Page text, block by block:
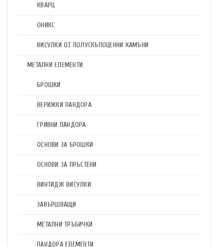
КВАРЦ
ОНИКС
ВИСУЛКИ ОТ ПОЛУСКЪПОЦЕННИ КАМЪНИ
МЕТАЛНИ ЕЛЕМЕНТИ
БРОШКИ
ВЕРИЖКИ ПАНДОРА
ГРИВНИ ПАНДОРА
ОСНОВИ ЗА БРОШКИ
ОСНОВИ ЗА ПРЪСТЕНИ
ВИНТИДЖ ВИСУЛКИ
ЗАВЪРШВАЩИ
МЕТАЛНИ ТРЪБИЧКИ
ПАНДОРА ЕЛЕМЕНТИ